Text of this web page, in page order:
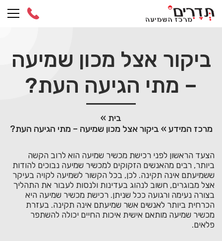
to
content
ביקור אצל מכון שמיעה
– מתי הגיעה העת?
בית »
מרכז המידע » ביקור אצל מכון שמיעה – מתי הגיעה העת?
הצעד הראשון לפני רכישת מכשיר שמיעה הוא לרוב הקשה
ביותר, רבים מהאנשים הזקוקים למכשיר שמיעה נבוכים להודות
ששמיעתם אינה תקינה. לכן, בכל הקשור לשמיעה לקויה בעיקר
אצל מבוגרים, חשוב לנהוג בעדינות ולנסות לעבור את התהליך
בצורה נעימה ורגועה ככל שניתן. רכישת מכשיר שמיעה היא
הכרחית ביותר לאנשים אשר שמיעתם אינה תקינה. בעזרת
מכשיר שמיעה מותאם אישית איכות החיים יכולה להשתפר
פלאים.